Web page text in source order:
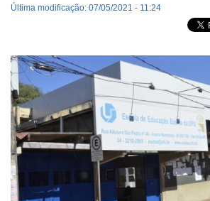
Última modificação: 07/05/2021 - 11:24